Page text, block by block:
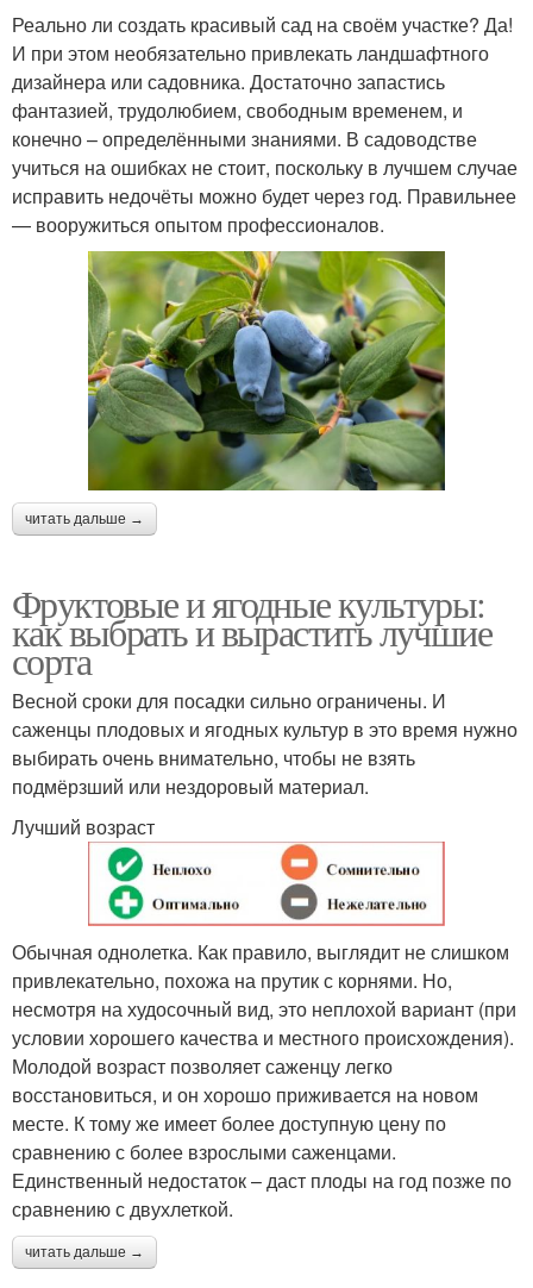
Реально ли создать красивый сад на своём участке? Да!
И при этом необязательно привлекать ландшафтного
дизайнера или садовника. Достаточно запастись
фантазией, трудолюбием, свободным временем, и
конечно – определёнными знаниями. В садоводстве
учиться на ошибках не стоит, поскольку в лучшем случае
исправить недочёты можно будет через год. Правильнее
— вооружиться опытом профессионалов.
читать дальше →
Фруктовые и ягодные культуры:
как выбрать и вырастить лучшие
сорта
Весной сроки для посадки сильно ограничены. И
саженцы плодовых и ягодных культур в это время нужно
выбирать очень внимательно, чтобы не взять
подмёрзший или нездоровый материал.
Лучший возраст
Обычная однолетка. Как правило, выглядит не слишком
привлекательно, похожа на прутик с корнями. Но,
несмотря на худосочный вид, это неплохой вариант (при
условии хорошего качества и местного происхождения).
Молодой возраст позволяет саженцу легко
восстановиться, и он хорошо приживается на новом
месте. К тому же имеет более доступную цену по
сравнению с более взрослыми саженцами.
Единственный недостаток – даст плоды на год позже по
сравнению с двухлеткой.
читать дальше →